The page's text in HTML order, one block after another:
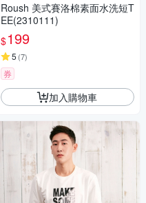
Roush 美式賽洛棉素面水洗短T
EE(2310111)
$199
5 (7)
券
加入購物車